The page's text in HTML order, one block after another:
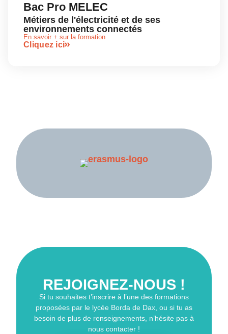
Bac Pro MELEC
Métiers de l'électricité et de ses
environnements connectés
En savoir + sur la formation
Cliquez ici
REJOIGNEZ-NOUS !
Si tu souhaites t’inscrire à l’une des formations
proposées par le lycée Borda de Dax, ou si tu as
besoin de plus de renseignements, n’hésite pas à
nous contacter !